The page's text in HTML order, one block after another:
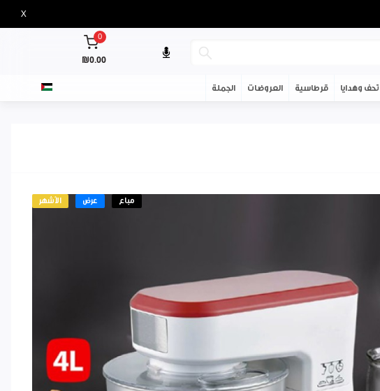
X
0
₪0.00
تحف وهدايا قرطاسية العروضات الجملة
الأشهر عرض مباع